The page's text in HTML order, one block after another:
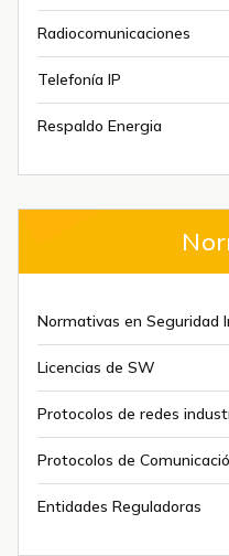
Radiocomunicaciones
Telefonía IP
Respaldo Energia
Normativas en Seguridad
Licencias de SW
Protocolos de redes
Protocolos de
Entidades Reguladoras